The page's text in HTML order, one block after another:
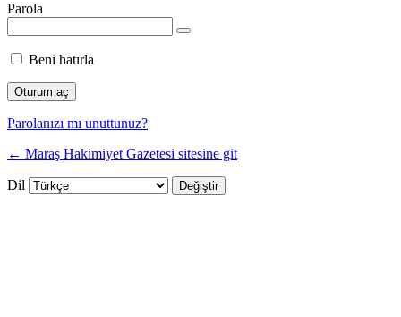
Parola
Beni hatırla
Parolanızı mı unuttunuz?
← Maraş Hakimiyet Gazetesi sitesine git
Dil